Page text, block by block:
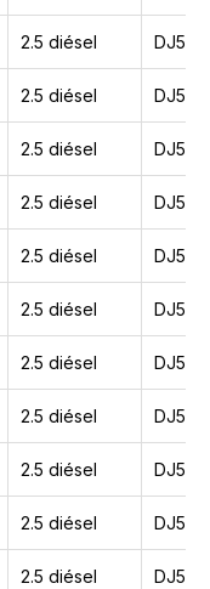
2.5 diésel DJ5
2.5 diésel DJ5T
2.5 diésel DJ5
2.5 diésel DJ5T
2.5 diésel DJ5
2.5 diésel
2.5 diésel DJ5T
2.5 diésel
2.5 diésel DJ5
2.5 diésel
2.5 diésel DJ5